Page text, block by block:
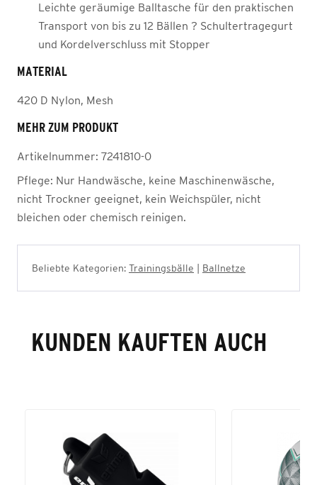
Leichte geräumige Balltasche für den praktischen
Transport von bis zu 12 Bällen ? Schultertragegurt
und Kordelverschluss mit Stopper
MATERIAL
420 D Nylon, Mesh
MEHR ZUM PRODUKT
Artikelnummer: 7241810-0
Pflege: Nur Handwäsche, keine Maschinenwäsche,
nicht Trockner geeignet, kein Weichspüler, nicht
bleichen oder chemisch reinigen.
Beliebte Kategorien: Trainingsbälle Ballnetze
KUNDEN KAUFTEN AUCH